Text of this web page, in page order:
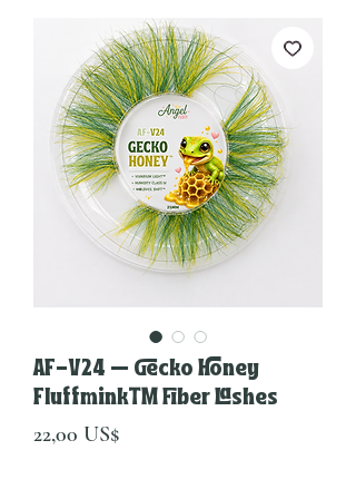
AF-V24 — Gecko Honey
Fluffmink™ Fiber Lashes
22,00 US$Precio